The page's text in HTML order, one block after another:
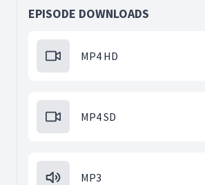
EPISODE DOWNLOADS
MP4 HD
MP4 SD
MP3